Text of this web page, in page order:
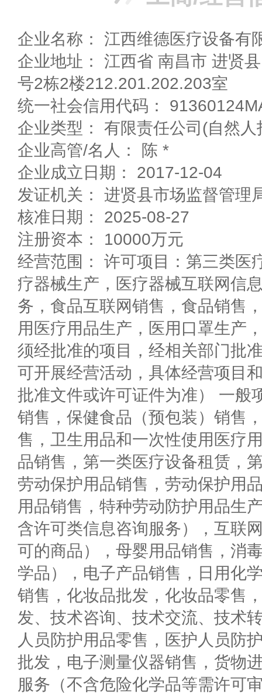
企业名称： 江西维德医疗设备有
企业地址： 江西省 南昌市 进贤县 医科园医科大道1189
号2栋2楼212.201.202.203室
统一社会信用代码：
企业类型： 有限责任公司(自然人
企业高管/名人： 陈 *
企业成立日期： 2017-12-04
发证机关： 进贤县市场监督管理
核准日期： 2025-08-27
注册资本： 10000万元
经营范围： 许可项目：第三类医
疗器械生产，医疗器械互联网信
务，食品互联网销售，食品销售
用医疗用品生产，医用口罩生产
须经批准的项目，经相关部门批
可开展经营活动，具体经营项目
批准文件或许可证件为准） 一般
销售，保健食品（预包装）销售
售，卫生用品和一次性使用医疗
品销售，第一类医疗设备租赁，
劳动保护用品销售，劳动保护用
用品销售，特种劳动防护用品生
含许可类信息咨询服务），互联
可的商品），母婴用品销售，消
学品），电子产品销售，日用化
销售，化妆品批发，化妆品零售
发、技术咨询、技术交流、技术
人员防护用品零售，医护人员防
批发，电子测量仪器销售，货物
服务（不含危险化学品等需许可